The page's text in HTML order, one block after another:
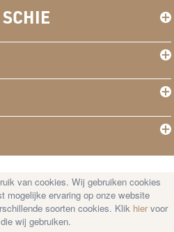
aan de Schie —
Privacy Statement
van cookies. Wij gebruiken cookies
mogelijke ervaring op onze website
soorten cookies. Klik hiervoor
wij gebruiken.